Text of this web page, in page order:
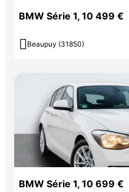
BMW Série 1, 10 499 €
 Beaupuy (31850)
BMW Série 1, 10 699 €